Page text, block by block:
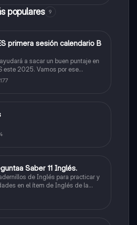
populares 9
primera sesión calendario B
a sacar un buen puntaje en
este 2025. Vamos por ese
ser admitido en la universidad que
carrera que quieres y no la que te
Saber 11 Inglés.
de Inglés para practicar y
en el ítem de Inglés de la